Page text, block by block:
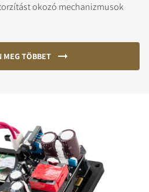
okozó mechanizmusok
MEG TÖBBET